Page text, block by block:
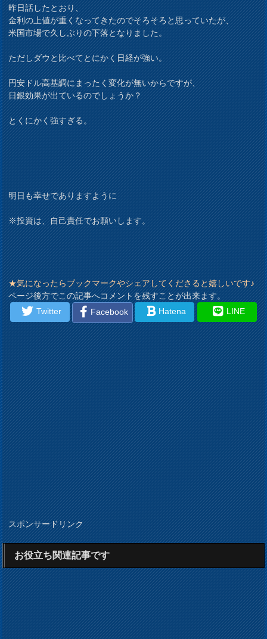
昨日話したとおり、
金利の上値が重くなってきたのでそろそろと思っていたが、
米国市場で久しぶりの下落となりました。
ただしダウと比べてとにかく日経が強い。
円安ドル高基調にまったく変化が無いからですが、
日銀効果が出ているのでしょうか？
とくにかく強すぎる。
明日も幸せでありますように
※投資は、自己責任でお願いします。
★気になったらブックマークやシェアしてくださると嬉しいです♪
ページ後方でこの記事へコメントを残すことが出来ます。
Twitter
Facebook Hatena LINE
スポンサードリンク
お役立ち関連記事です